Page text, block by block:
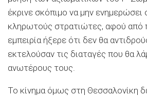
έκρινε σκόπιμο να μην ενημερώσει
κληρωτούς στρατιώτες, αφού από
εμπειρία ήξερε ότι δεν θα
εκτελούσαν τις διαταγές που θα
ανωτέρους τους.
Το κίνημα όμως στη Θεσσαλονίκη